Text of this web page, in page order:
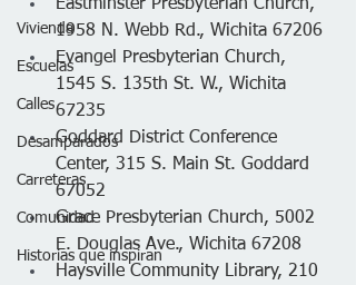
Vivienda
Escuelas
Calles
Desamparados
Carreteras
Comunidad
Historias que inspiran
Eastminster Presbyterian Church,
1958 N. Webb Rd., Wichita 67206
Evangel Presbyterian Church,
1545 S. 135th St. W., Wichita
67235
Goddard District Conference
Center, 315 S. Main St. Goddard
67052
Grace Presbyterian Church, 5002
E. Douglas Ave., Wichita 67208
Haysville Community Library, 210